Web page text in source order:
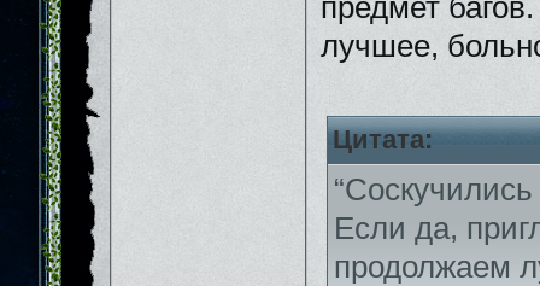
предмет
лучшее,
Цитата:
Если да,
продолжаем